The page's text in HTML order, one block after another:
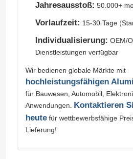
Jahresausstoß: 50.000+
Vorlaufzeit: 15-30 Tage
Individualisierung: OEM/
Dienstleistungen verfügbar
Wir bedienen globale Märkte mit
hochleistungsfähigen
für Bauwesen, Automobil,
Anwendungen. Kontaktieren
heutefür wettbewerbsfähige
Lieferung!